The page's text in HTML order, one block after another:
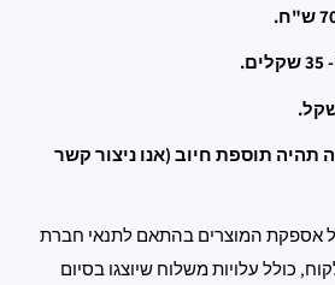
תהיה תוספת חיוב (אנו ניצור קשר
אספקת המוצרים בהתאם לתנאי חברת
כולל עלויות משלוח שיוצגו בסיום